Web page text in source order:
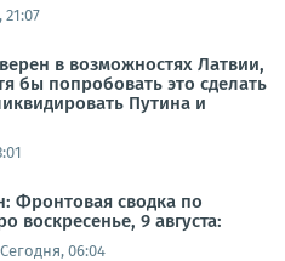
21:07
в возможностях Латвии,
бы попробовать это сделать
Путина и
Фронтовая сводка по
воскресенье, 9 августа:
Сегодня, 06:04